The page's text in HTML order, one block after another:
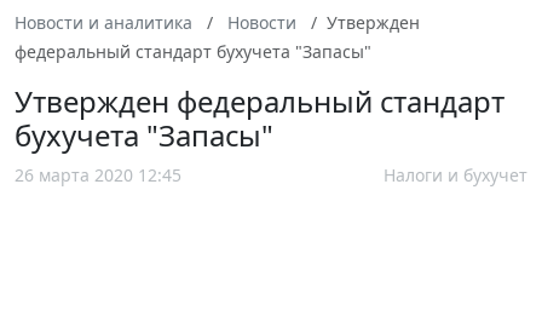
Новости и аналитика Новости
Утвержден
федеральный стандарт бухучета "Запасы"
Утвержден федеральный стандарт
бухучета "Запасы"
26 марта 2020 12:45 Налоги и бухучет